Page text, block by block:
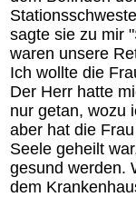
sagte sie zu mir
waren unsere
Ich wollte die
Der Herr hatte
nur getan, wozu
aber hat die
Seele geheilt
gesund werden.
dem